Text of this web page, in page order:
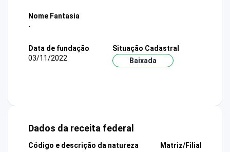
Nome Fantasia
-
Data de fundação
03/11/2022
Situação Cadastral
Baixada
Dados da receita federal
Código e descrição da natureza
Matriz/Filial